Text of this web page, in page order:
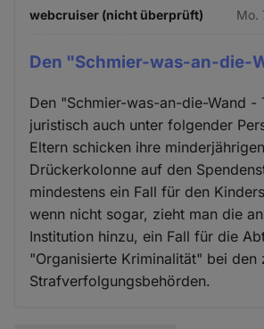
webcruiser (nicht überprüft) Mo.
Den "Schmier-was-an-die-
Den "Schmier-was-an-die-Wand -
juristisch auch unter folgender
Eltern schicken ihre
Drückerkolonne auf den
mindestens ein Fall für den
wenn nicht sogar, zieht man die
Institution hinzu, ein Fall für die
"Organisierte Kriminalität" bei den
Strafverfolgungsbehörden.